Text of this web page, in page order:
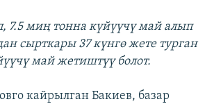
7.5 миң тонна күйүүчү май алып
сырткары 37 күнгө жете турган
май жетиштүү болот.
кайрылган Бакиев, базар